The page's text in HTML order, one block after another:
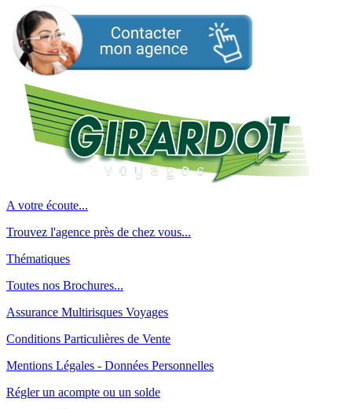
A votre écoute...
Trouvez l'agence près de chez vous...
Thématiques
Toutes nos Brochures...
Assurance Multirisques Voyages
Conditions Particulières de Vente
Mentions Légales - Données Personnelles
Régler un acompte ou un solde